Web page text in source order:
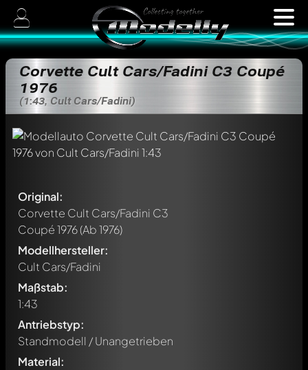
Corvette Cult Cars/Fadini C3 Coupé
1976
(1:43, Cult Cars/Fadini)
Original:
Corvette Cult Cars/Fadini C3
Coupé 1976(Ab 1976)
Modellhersteller:
Cult Cars/Fadini
Maßstab:
1:43
Antriebstyp:
Standmodell / Unangetrieben
Material: